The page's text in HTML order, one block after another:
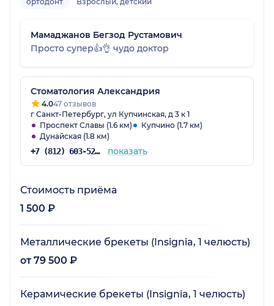
Мамаджанов Бегзод Рустамович
Просто супер👍👌 чудо доктор
Стоматология Александрия
4.047 отзывов
г Санкт-Петербург, ул Купчинская, д 3 к 1
Проспект Славы (1.6 км)
Купчино (1.7 км)
Дунайская (1.8 км)
+7 (812) 603-52-59 показать
Стоимость приёма
1 500 ₽
Металлические брекеты (Insignia, 1 челюсть)
от 79 500 ₽
Керамические брекеты (Insignia, 1 челюсть)